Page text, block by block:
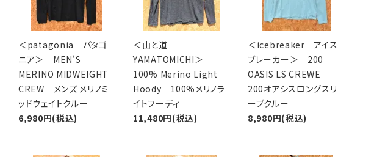
＜patagonia パタゴ
ニア＞ MEN'S
MERINO MIDWEIGHT
CREW メンズ メリノミ
ッドウェイトクルー
6,980円(税込)
＜山と道
YAMATOMICHI＞
100% Merino Light
Hoody 100%メリノラ
イトフーディ
11,480円(税込)
＜icebreaker アイス
ブレーカー＞ 200
OASIS LS CREWE
200オアシスロングスリ
ーブクルー
8,980円(税込)